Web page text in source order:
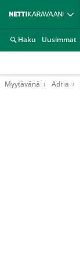
Haku Uusimmat
Myytävänä Adria